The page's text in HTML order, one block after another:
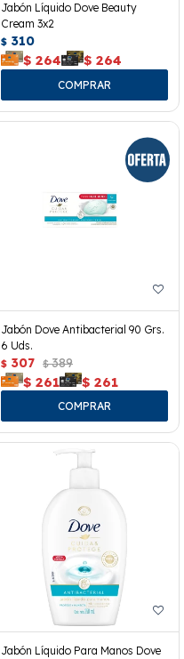
Jabón Líquido Dove Beauty
Cream 3x2
$ 310
$ 264 $ 264
Jabón Dove Antibacterial 90 Grs.
6 Uds.
$ 307 $ 389
$ 261 $ 261
Jabón Líquido Para Manos Dove